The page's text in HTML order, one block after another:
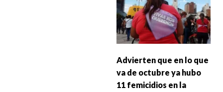
Advierten que en lo que
va de octubre ya hubo
11 femicidios en la